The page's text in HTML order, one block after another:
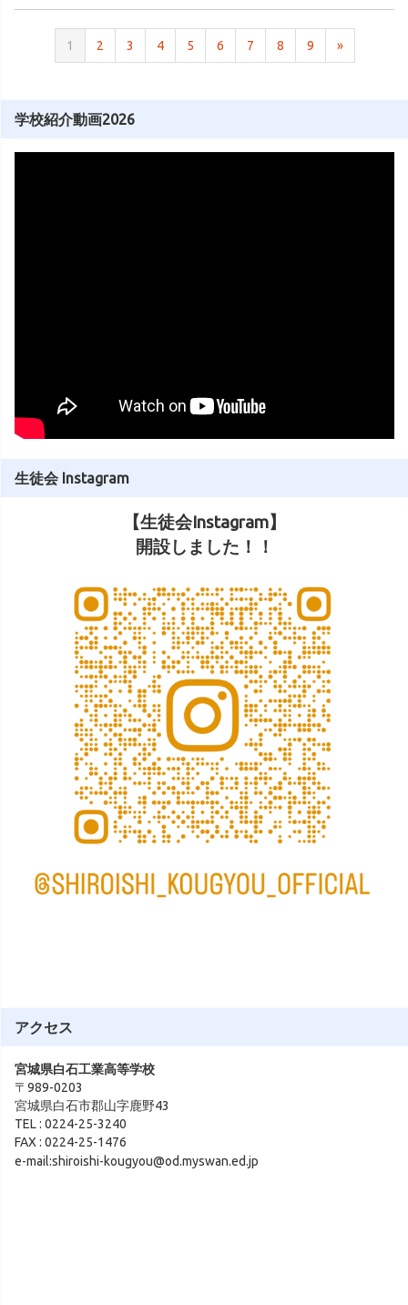
1 2 3 4 5 6 7 8 9 »
学校紹介動画2026
生徒会 Instagram
【生徒会Instagram】
開設しました！！
アクセス
宮城県白石工業高等学校
〒989-0203
宮城県白石市郡山字鹿野43
TEL : 0224-25-3240
FAX : 0224-25-1476
e-mail:shiroishi-kougyou@od.myswan.ed.jp